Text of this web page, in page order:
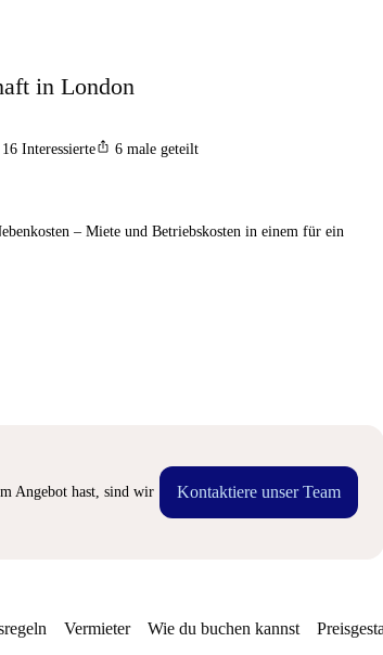
in London
16 Interessierteios_share 6 male geteilt
– Miete und Betriebskosten in einem für ein
Angebot hast, sind wir
Kontaktiere unser Team
Vermieter Wie du buchen kannst